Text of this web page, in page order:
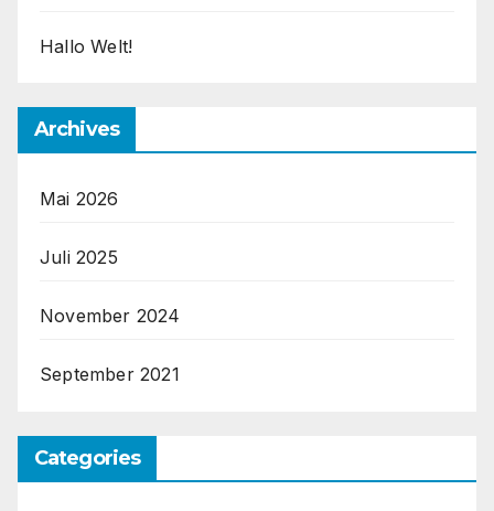
Hallo Welt!
Archives
Mai 2026
Juli 2025
November 2024
September 2021
Categories